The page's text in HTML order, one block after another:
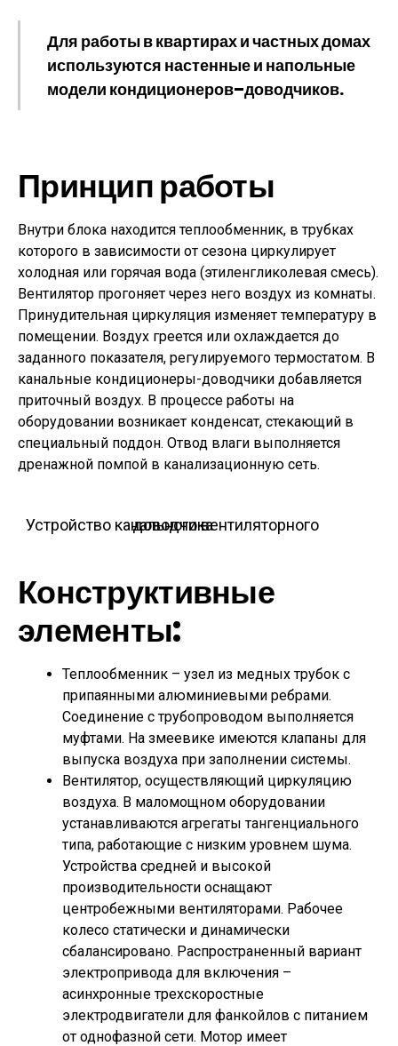
Для работы в квартирах и частных домах
используются настенные и напольные
модели кондиционеров–доводчиков.
Принцип работы
Внутри блока находится теплообменник, в трубках
которого в зависимости от сезона циркулирует
холодная или горячая вода (этиленгликолевая смесь).
Вентилятор прогоняет через него воздух из комнаты.
Принудительная циркуляция изменяет температуру в
помещении. Воздух греется или охлаждается до
заданного показателя, регулируемого термостатом. В
канальные кондиционеры-доводчики добавляется
приточный воздух. В процессе работы на
оборудовании возникает конденсат, стекающий в
специальный поддон. Отвод влаги выполняется
дренажной помпой в канализационную сеть.
Устройство канального вентиляторного доводчика
Конструктивные
элементы:
Теплообменник – узел из медных трубок с
припаянными алюминиевыми ребрами.
Соединение с трубопроводом выполняется
муфтами. На змеевике имеются клапаны для
выпуска воздуха при заполнении системы.
Вентилятор, осуществляющий циркуляцию
воздуха. В маломощном оборудовании
устанавливаются агрегаты тангенциального
типа, работающие с низким уровнем шума.
Устройства средней и высокой
производительности оснащают
центробежными вентиляторами. Рабочее
колесо статически и динамически
сбалансировано. Распространенный вариант
электропривода для включения –
асинхронные трехскоростные
электродвигатели для фанкойлов с питанием
от однофазной сети. Мотор имеет